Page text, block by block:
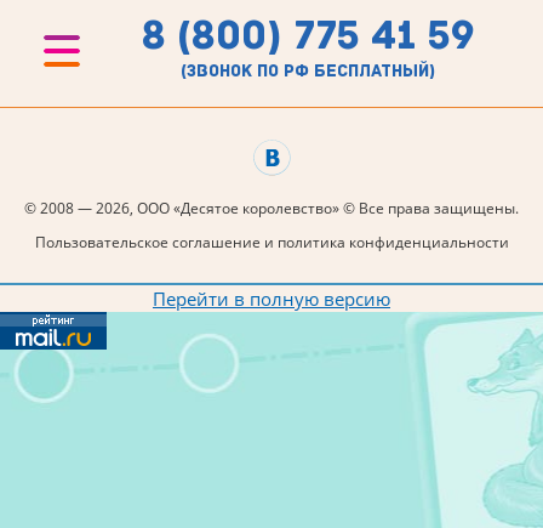
8 (800) 775 41 59
(звонок по рф бесплатный)
© 2008 — 2026, ООО «Десятое королевство» © Все права защищены.
Пользовательское соглашение и политика конфиденциальности
Перейти в полную версию